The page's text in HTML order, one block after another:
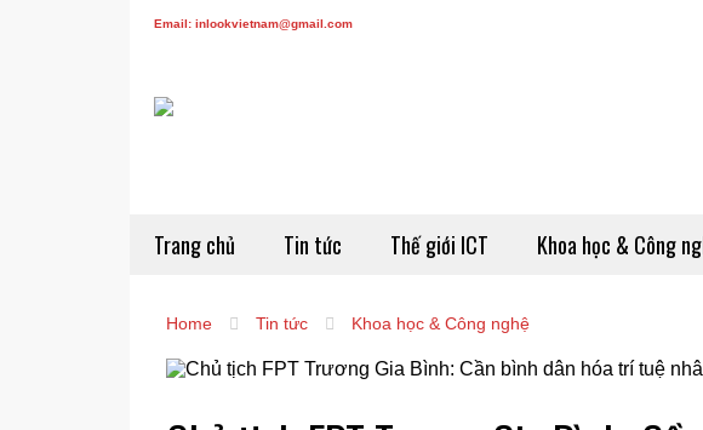
Email: inlookvietnam@gmail.com
Trang chủ Tin tức Thế giới ICT Khoa học & Công
Home Tin tức Khoa học & Công nghệ